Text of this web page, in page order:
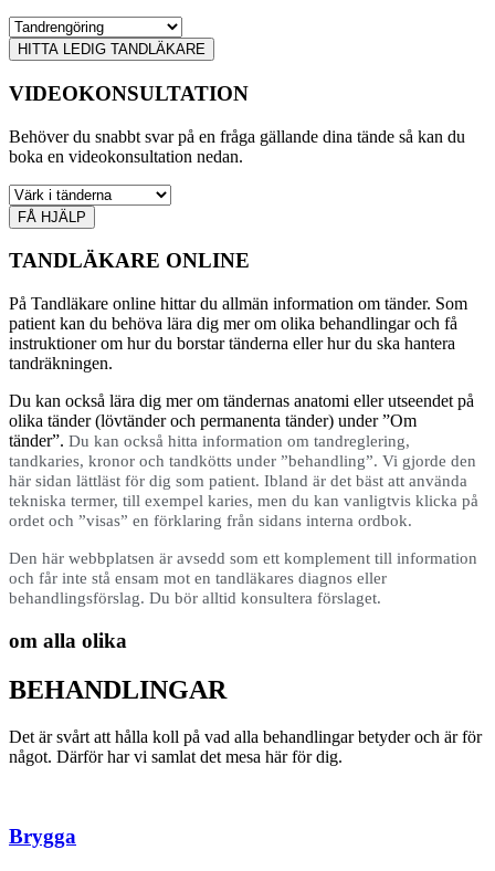
HITTA LEDIG TANDLÄKARE
VIDEOKONSULTATION
Behöver du snabbt svar på en fråga gällande dina tände så kan du
boka en videokonsultation nedan.
FÅ HJÄLP
TANDLÄKARE ONLINE
På Tandläkare online hittar du allmän information om tänder. Som
patient kan du behöva lära dig mer om olika behandlingar och få
instruktioner om hur du borstar tänderna eller hur du ska hantera
tandräkningen.
Du kan också lära dig mer om tändernas anatomi eller utseendet på
olika tänder (lövtänder och permanenta tänder) under ”Om
tänder”. Du kan också hitta information om tandreglering,
tandkaries, kronor och tandkötts under ”behandling”. Vi gjorde den
här sidan lättläst för dig som patient. Ibland är det bäst att använda
tekniska termer, till exempel karies, men du kan vanligtvis klicka på
ordet och ”visas” en förklaring från sidans interna ordbok.
Den här webbplatsen är avsedd som ett komplement till information
och får inte stå ensam mot en tandläkares diagnos eller
behandlingsförslag. Du bör alltid konsultera förslaget.
om alla olika
BEHANDLINGAR
Det är svårt att hålla koll på vad alla behandlingar betyder och är för
något. Därför har vi samlat det mesa här för dig.
Brygga